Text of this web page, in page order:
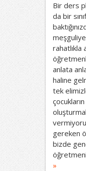
Bir ders
da bir
rahatlıkla
anlata
haline
tek
gereken
bizde
»